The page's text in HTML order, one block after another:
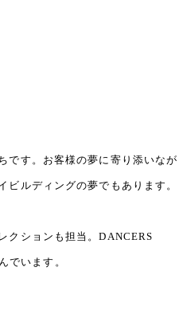
です。お客様の夢に寄り添いなが
ビルディングの夢でもあります。
クションも担当。DANCERS
でいます。